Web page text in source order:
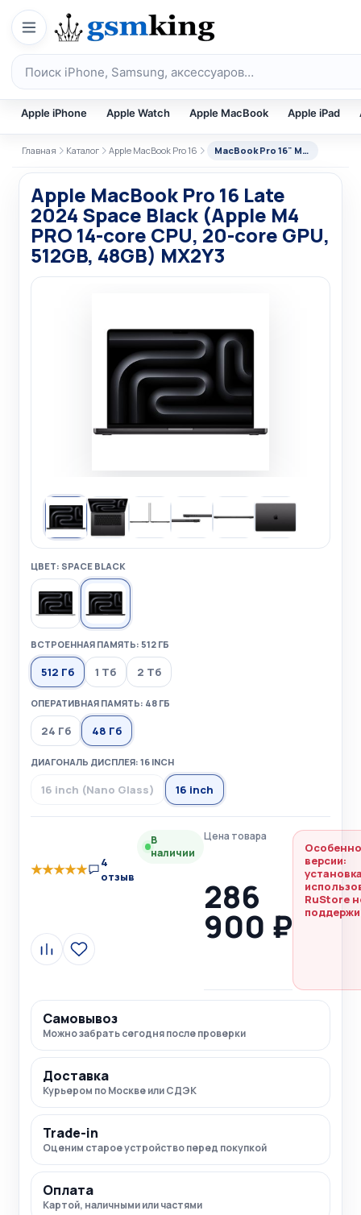
Перейти к содержимому
Поиск по каталогу
Apple iPhone Apple Watch Apple MacBook Apple iPad
Главная Каталог Apple MacBook Pro 16 MacBook Pro 16" M4 PRO
Apple MacBook Pro 16 Late
2024 Space Black (Apple M4
PRO 14-core CPU, 20-core GPU,
512GB, 48GB) MX2Y3
ЦВЕТ: SPACE BLACK
ВСТРОЕННАЯ ПАМЯТЬ: 512 ГБ
512 Гб 1 Тб 2 Тб
ОПЕРАТИВНАЯ ПАМЯТЬ: 48 ГБ
24 Гб 48 Гб
ДИАГОНАЛЬ ДИСПЛЕЯ: 16 INCH
16 inch (Nano Glass) 16 inch
★★★★★
4
отзыв
Сравнить
В
избранное
В
наличии
Цена товара
286
900 ₽
версии:
RuStore
Самовывоз
Можно забрать сегодня после проверки
Доставка
Курьером по Москве или СДЭК
Trade-in
Оценим старое устройство перед покупкой
Оплата
Картой, наличными или частями